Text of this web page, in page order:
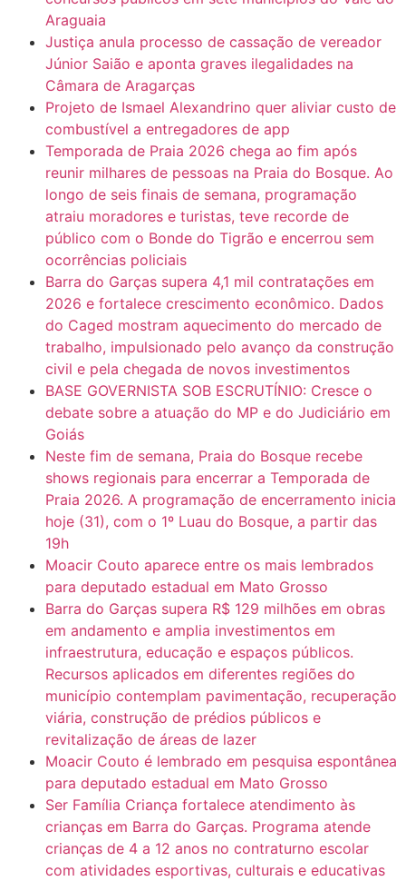
Araguaia
Justiça anula processo de cassação de vereador
Júnior Saião e aponta graves ilegalidades na
Câmara de Aragarças
Projeto de Ismael Alexandrino quer aliviar custo de
combustível a entregadores de app
Temporada de Praia 2026 chega ao fim após
reunir milhares de pessoas na Praia do Bosque. Ao
longo de seis finais de semana, programação
atraiu moradores e turistas, teve recorde de
público com o Bonde do Tigrão e encerrou sem
ocorrências policiais
Barra do Garças supera 4,1 mil contratações em
2026 e fortalece crescimento econômico. Dados
do Caged mostram aquecimento do mercado de
trabalho, impulsionado pelo avanço da construção
civil e pela chegada de novos investimentos
BASE GOVERNISTA SOB ESCRUTÍNIO: Cresce o
debate sobre a atuação do MP e do Judiciário em
Goiás
Neste fim de semana, Praia do Bosque recebe
shows regionais para encerrar a Temporada de
Praia 2026. A programação de encerramento inicia
hoje (31), com o 1º Luau do Bosque, a partir das
19h
Moacir Couto aparece entre os mais lembrados
para deputado estadual em Mato Grosso
Barra do Garças supera R$ 129 milhões em obras
em andamento e amplia investimentos em
infraestrutura, educação e espaços públicos.
Recursos aplicados em diferentes regiões do
município contemplam pavimentação, recuperação
viária, construção de prédios públicos e
revitalização de áreas de lazer
Moacir Couto é lembrado em pesquisa espontânea
para deputado estadual em Mato Grosso
Ser Família Criança fortalece atendimento às
crianças em Barra do Garças. Programa atende
crianças de 4 a 12 anos no contraturno escolar
com atividades esportivas, culturais e educativas